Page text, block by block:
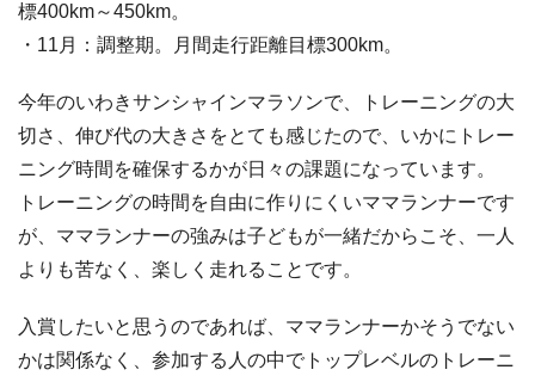
標400km～450km。
・11月：調整期。月間走行距離目標300km。
今年のいわきサンシャインマラソンで、トレーニングの大
切さ、伸び代の大きさをとても感じたので、いかにトレー
ニング時間を確保するかが日々の課題になっています。
トレーニングの時間を自由に作りにくいママランナーです
が、ママランナーの強みは子どもが一緒だからこそ、一人
よりも苦なく、楽しく走れることです。
入賞したいと思うのであれば、ママランナーかそうでない
かは関係なく、参加する人の中でトップレベルのトレーニ